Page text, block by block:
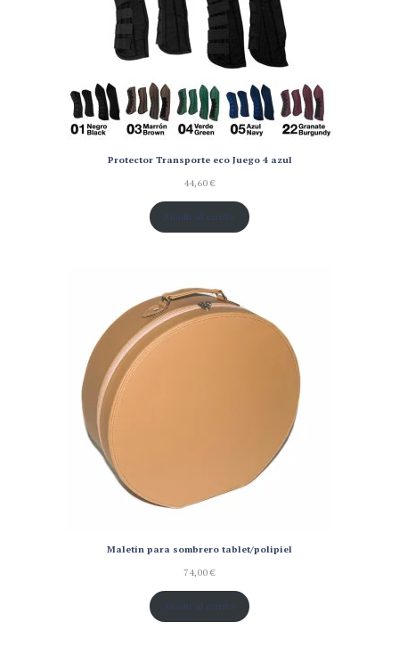
Protector Transporte eco Juego 4 azul
44,60€
Añadir al carrito
Maletín para sombrero tablet/polipiel
74,00€
Añadir al carrito